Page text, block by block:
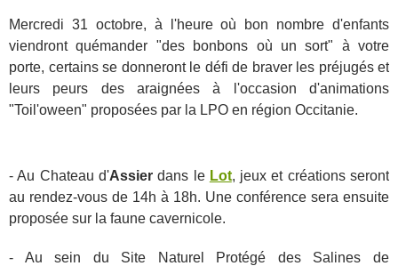
Mercredi 31 octobre, à l'heure où bon nombre d'enfants
viendront quémander "des bonbons où un sort" à votre
porte, certains se donneront le défi de braver les préjugés et
leurs peurs des araignées à l'occasion d'animations
"Toil'oween" proposées par la LPO en région Occitanie.
- Au Chateau d'Assierdans le Lot, jeux et créations seront
au rendez-vous de 14h à 18h. Une conférence sera ensuite
proposée sur la faune cavernicole.
- Au sein du Site Naturel Protégé des Salines de